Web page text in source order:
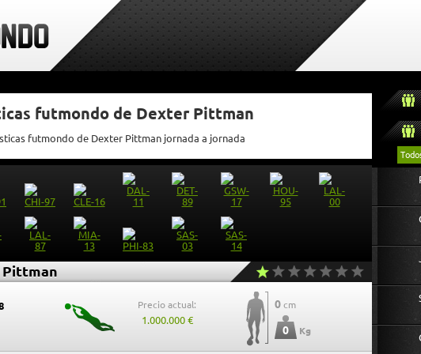
futmondo de Dexter Pittman
futmondo de Dexter Pittman jornada a jornada
Precio actual:
1.000.000 €
0 cm
0 Kg